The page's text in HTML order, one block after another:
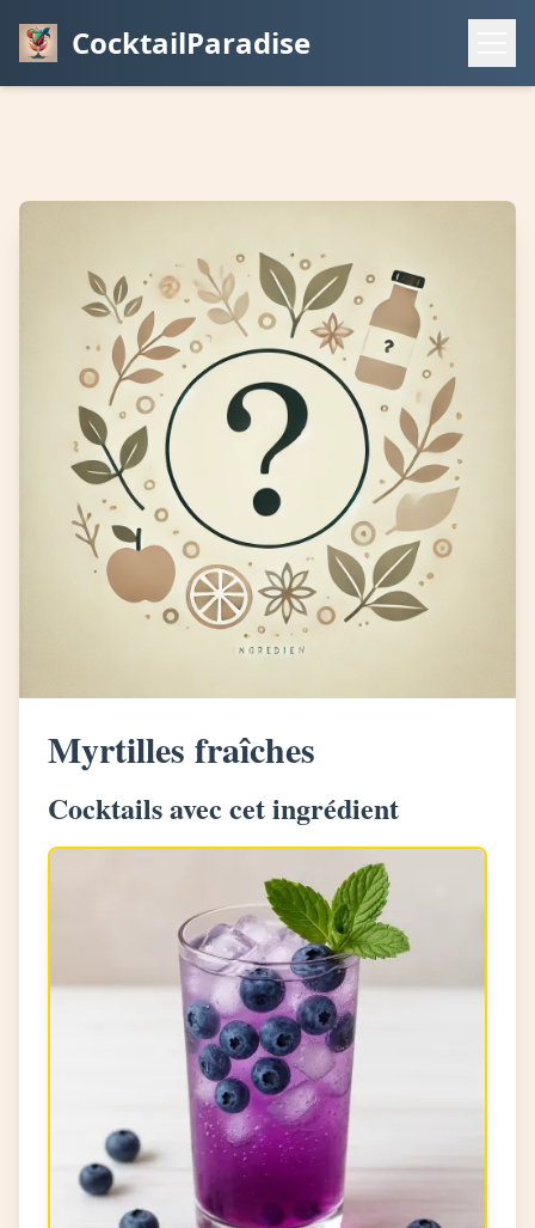
CocktailParadise
Myrtilles fraîches
Cocktails avec cet ingrédient